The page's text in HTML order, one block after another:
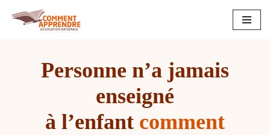
Personne n’a jamais
enseigné
à l’enfant comment